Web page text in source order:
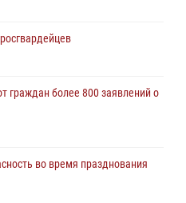
граждан более 800 заявлений о
во время празднования